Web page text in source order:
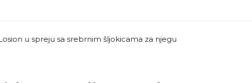
u spreju sa srebrnim šljokicama za njegu